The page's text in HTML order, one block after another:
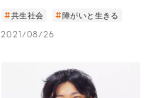
共生社会 障がいと生きる
2021/08/26